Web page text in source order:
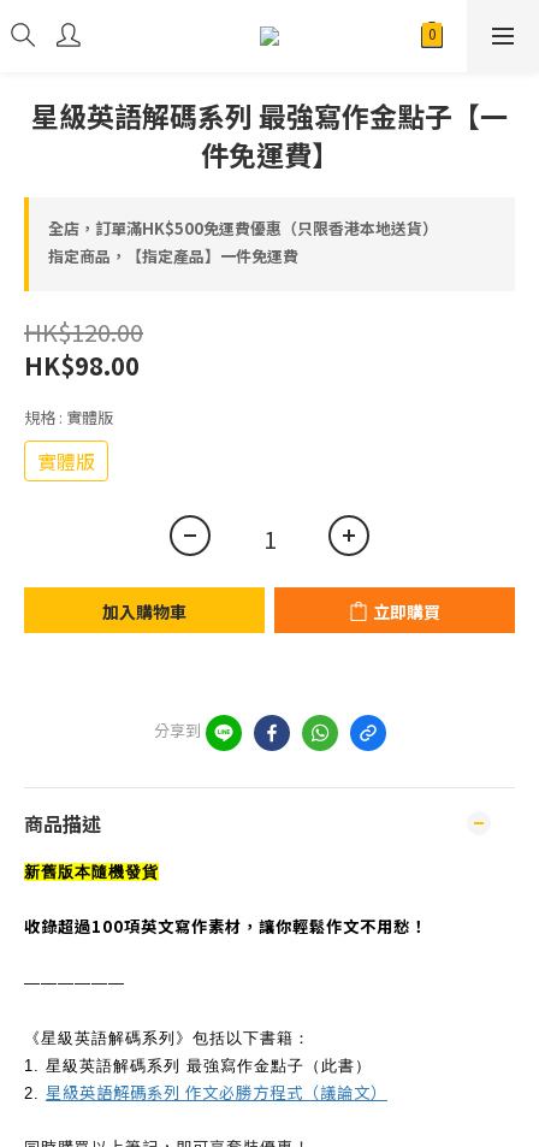
星級英語解碼系列 最強寫作金點子【一
件免運費】
全店，訂單滿HK$500免運費優惠（只限香港本地送貨）
指定商品，【指定產品】一件免運費
HK$120.00
HK$98.00
規格 : 實體版
實體版
加入購物車 立即購買
分享到
商品描述
新舊版本隨機發貨
收錄超過100項英文寫作素材，讓你輕鬆作文不用愁！
——————
《星級英語解碼系列》包括以下書籍：
1. 星級英語解碼系列 最強寫作金點子（此書）
2. 星級英語解碼系列 作文必勝方程式（議論文）